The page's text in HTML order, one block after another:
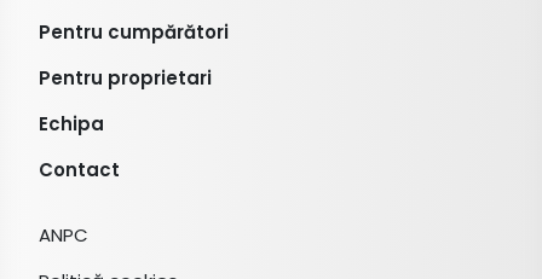
Pentru cumpărători
Pentru proprietari
Echipa
Contact
ANPC